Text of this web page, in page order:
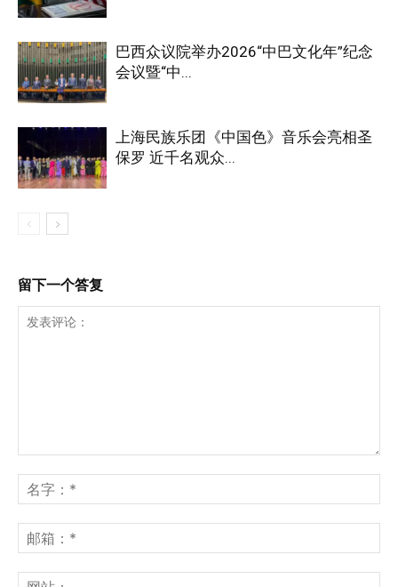
巴西众议院举办2026“中巴文化年”纪念
会议暨“中...
上海民族乐团《中国色》音乐会亮相圣
保罗 近千名观众...
留下一个答复